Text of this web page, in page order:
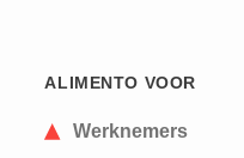
ALIMENTO VOOR
Werknemers